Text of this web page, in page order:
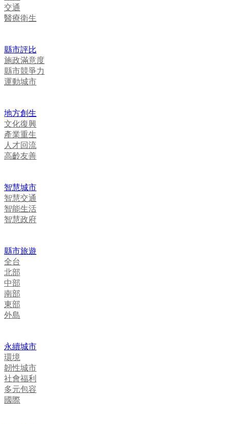
交通
醫療衛生
縣市評比
施政滿意度
縣市競爭力
運動城市
地方創生
文化復興
產業重生
人才回流
高齡友善
智慧城市
智慧交通
智能生活
智慧政府
縣市旅遊
全台
北部
中部
南部
東部
外島
永續城市
環境
韌性城市
社會福利
多元包容
國際